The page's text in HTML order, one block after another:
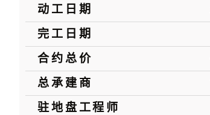
动工日期
完工日期
合约总价
总承建商
驻地盘工程师